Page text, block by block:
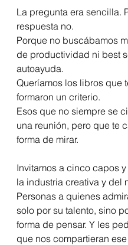
La pregunta era sencilla.
respuesta no.
Porque no buscábamos
de productividad ni best
autoayuda.
Queríamos los libros que
formaron un criterio.
Esos que no siempre se
una reunión, pero que te
forma de mirar.
Invitamos a cinco capos
la industria creativa y del
Personas a quienes
solo por su talento, sino
forma de pensar. Y les
que nos compartieran